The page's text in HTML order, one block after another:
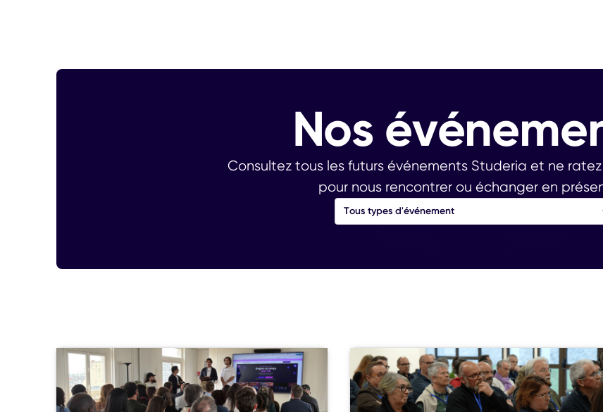
Nos
Consultez tous les futurs événements Studeria et ne
pour nous rencontrer ou échanger en